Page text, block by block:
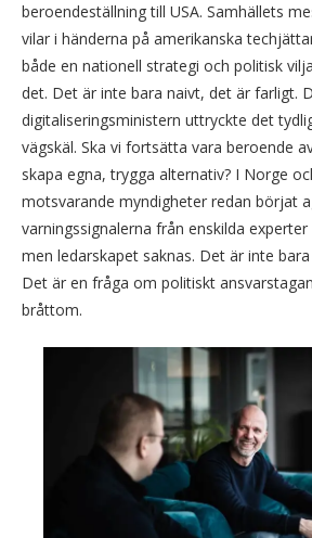
beroendeställning till USA. Samhällets
vilar i händerna på amerikanska
både en nationell strategi och politisk
det. Det är inte bara naivt, det är farligt.
digitaliseringsministern uttryckte det
vägskäl. Ska vi fortsätta vara beroende
skapa egna, trygga alternativ? I Norge
motsvarande myndigheter redan börjat
varningssignalerna från enskilda
men ledarskapet saknas. Det är inte
Det är en fråga om politiskt
bråttom.